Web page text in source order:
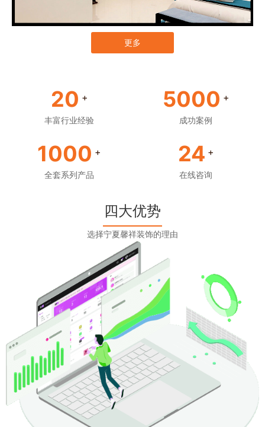
更多
20 +
丰富行业经验
5000 +
成功案例
1000 +
全套系列产品
24 +
在线咨询
四大优势
选择宁夏馨祥装饰的理由